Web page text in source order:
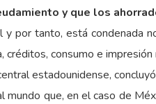
y que los
por tanto, está condenada
consumo e
estadounidense,
mundo que, en el caso de